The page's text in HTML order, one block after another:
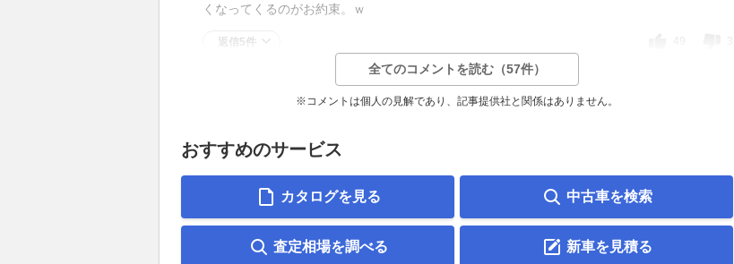
くなってくるのがお約束。ｗ
返信5件 49
全てのコメントを読む（57件）
※コメントは個人の見解であり、記事提供社と関係はありません。
おすすめのサービス
カタログを見る 中古車を検索
査定相場を調べる 新車を見積る